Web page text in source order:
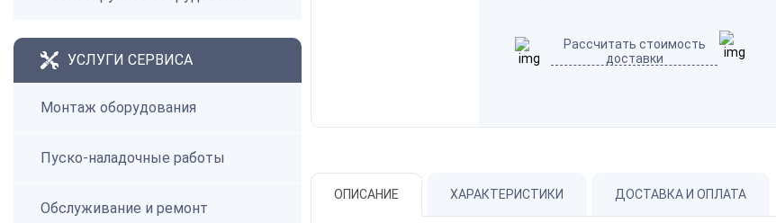
УСЛУГИ СЕРВИСА
Монтаж оборудования
Пуско-наладочные работы
Обслуживание и ремонт
Рассчитать стоимость
доставки
ОПИСАНИЕ ХАРАКТЕРИСТИКИ ДОСТАВКА И ОПЛАТА